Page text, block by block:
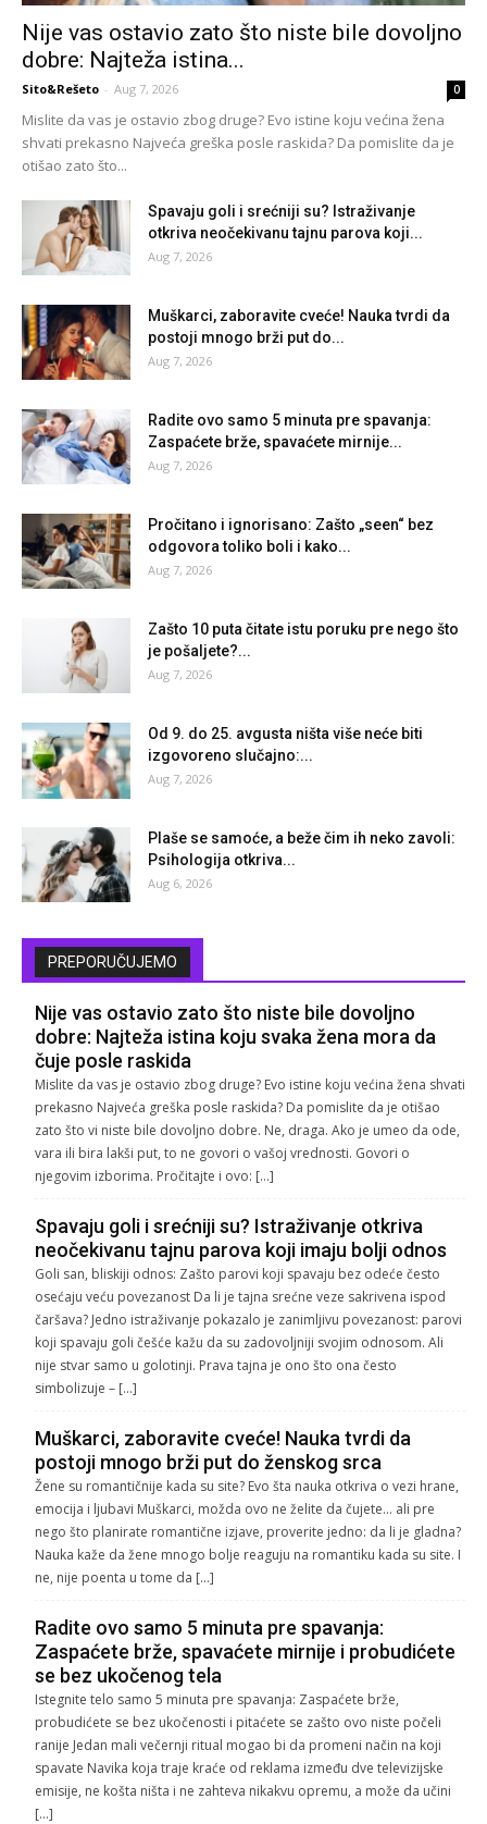
Nije vas ostavio zato što niste bile dovoljno
dobre: Najteža istina...
Sito&Rešeto - Aug 7, 2026 0
Mislite da vas je ostavio zbog druge? Evo istine koju većina žena
shvati prekasno Najveća greška posle raskida? Da pomislite da je
otišao zato što...
Spavaju goli i srećniji su? Istraživanje
otkriva neočekivanu tajnu parova koji...
Aug 7, 2026
Muškarci, zaboravite cveće! Nauka tvrdi da
postoji mnogo brži put do...
Aug 7, 2026
Radite ovo samo 5 minuta pre spavanja:
Zaspaćete brže, spavaćete mirnije...
Aug 7, 2026
Pročitano i ignorisano: Zašto „seen“ bez
odgovora toliko boli i kako...
Aug 7, 2026
Zašto 10 puta čitate istu poruku pre nego što
je pošaljete?...
Aug 7, 2026
Od 9. do 25. avgusta ništa više neće biti
izgovoreno slučajno:...
Aug 7, 2026
Plaše se samoće, a beže čim ih neko zavoli:
Psihologija otkriva...
Aug 6, 2026
PREPORUČUJEMO
Nije vas ostavio zato što niste bile dovoljno
dobre: Najteža istina koju svaka žena mora da
čuje posle raskida
Mislite da vas je ostavio zbog druge? Evo istine koju većina žena shvati
prekasno Najveća greška posle raskida? Da pomislite da je otišao
zato što vi niste bile dovoljno dobre. Ne, draga. Ako je umeo da ode,
vara ili bira lakši put, to ne govori o vašoj vrednosti. Govori o
njegovim izborima. Pročitajte i ovo: […]
Spavaju goli i srećniji su? Istraživanje otkriva
neočekivanu tajnu parova koji imaju bolji odnos
Goli san, bliskiji odnos: Zašto parovi koji spavaju bez odeće često
osećaju veću povezanost Da li je tajna srećne veze sakrivena ispod
čaršava? Jedno istraživanje pokazalo je zanimljivu povezanost: parovi
koji spavaju goli češće kažu da su zadovoljniji svojim odnosom. Ali
nije stvar samo u golotinji. Prava tajna je ono što ona često
simbolizuje – […]
Muškarci, zaboravite cveće! Nauka tvrdi da
postoji mnogo brži put do ženskog srca
Žene su romantičnije kada su site? Evo šta nauka otkriva o vezi hrane,
emocija i ljubavi Muškarci, možda ovo ne želite da čujete… ali pre
nego što planirate romantične izjave, proverite jedno: da li je gladna?
Nauka kaže da žene mnogo bolje reaguju na romantiku kada su site. I
ne, nije poenta u tome da […]
Radite ovo samo 5 minuta pre spavanja:
Zaspaćete brže, spavaćete mirnije i probudićete
se bez ukočenog tela
Istegnite telo samo 5 minuta pre spavanja: Zaspaćete brže,
probudićete se bez ukočenosti i pitaćete se zašto ovo niste počeli
ranije Jedan mali večernji ritual mogao bi da promeni način na koji
spavate Navika koja traje kraće od reklama između dve televizijske
emisije, ne košta ništa i ne zahteva nikakvu opremu, a može da učini
[…]